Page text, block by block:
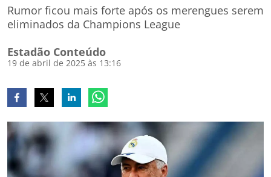
Rumor ficou mais forte após os merengues serem
eliminados da Champions League
Estadão Conteúdo
19 de abril de 2025 às 13:16